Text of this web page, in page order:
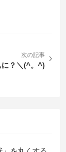
次の記事
に？＼(^。^)
›